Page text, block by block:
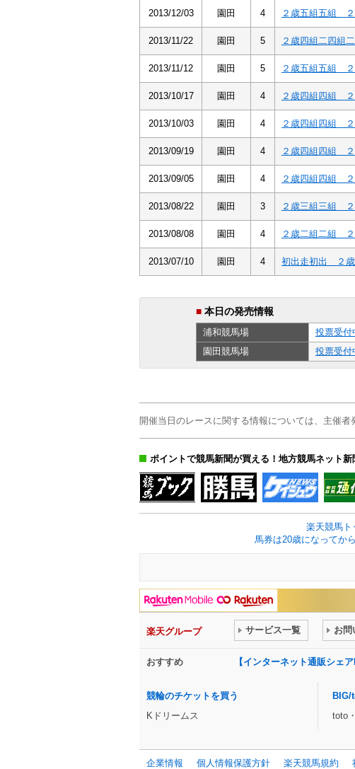
2013/12/03 園田 4 ２歳五組五組
2013/11/22 園田 5 ２歳四組二四組
2013/11/12 園田 5 ２歳五組五組
2013/10/17 園田 4 ２歳四組四組
2013/10/03 園田 4 ２歳四組四組
2013/09/19 園田 4 ２歳四組四組
2013/09/05 園田 4 ２歳四組四組
2013/08/22 園田 3 ２歳三組三組
2013/08/08 園田 4 ２歳二組二組
2013/07/10 園田 4 初出走初出 ２
■ 本日の発売情報
浦和競馬場 投票受付
園田競馬場 投票受付
開催当日のレースに関する情報については、主催者
ポイントで競馬新聞が買える！地方競馬ネット新
楽天競馬ト
馬券は20歳になってか
楽天グループ サービス一覧 お問
おすすめ 【インターネット通販シェ
競輪のチケットを買う
Kドリームス
BIG/
toto
企業情報 個人情報保護方針 楽天競馬規約